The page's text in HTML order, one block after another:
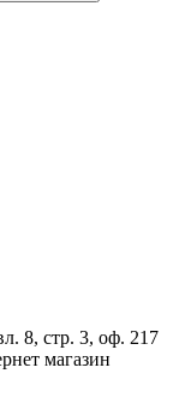
8, стр. 3, оф. 217
магазин